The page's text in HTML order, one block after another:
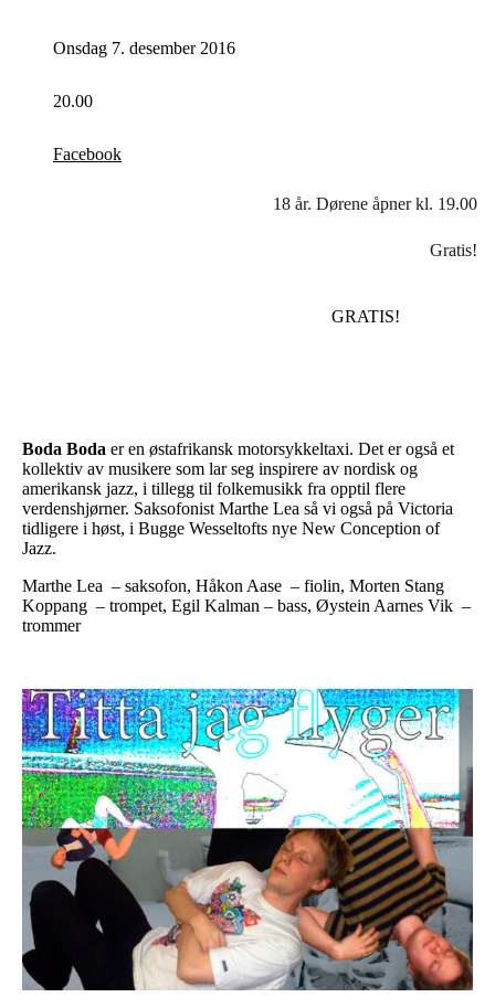
Onsdag 7. desember 2016
20.00
Facebook
18 år. Dørene åpner kl. 19.00
Gratis!
GRATIS!
Boda Boda er en østafrikansk motorsykkeltaxi. Det er også et
kollektiv av musikere som lar seg inspirere av nordisk og
amerikansk jazz, i tillegg til folkemusikk fra opptil flere
verdenshjørner. Saksofonist Marthe Lea så vi også på Victoria
tidligere i høst, i Bugge Wesseltofts nye New Conception of
Jazz.
Marthe Lea – saksofon, Håkon Aase – fiolin, Morten Stang
Koppang – trompet, Egil Kalman – bass, Øystein Aarnes Vik –
trommer